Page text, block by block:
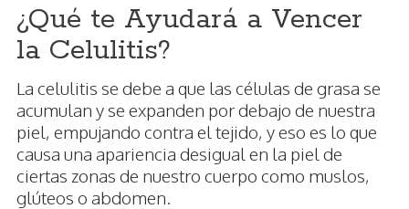
¿Qué te Ayudará a Vencer
la Celulitis?
La celulitis se debe a que las células de grasa se
acumulan y se expanden por debajo de nuestra
piel, empujando contra el tejido, y eso es lo que
causa una apariencia desigual en la piel de
ciertas zonas de nuestro cuerpo como muslos,
glúteos o abdomen.